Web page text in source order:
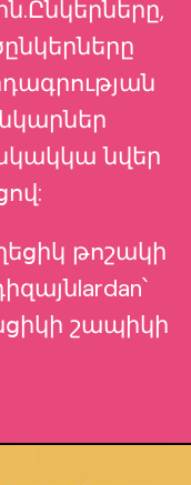
նվեր
թոշակի
շապիկի